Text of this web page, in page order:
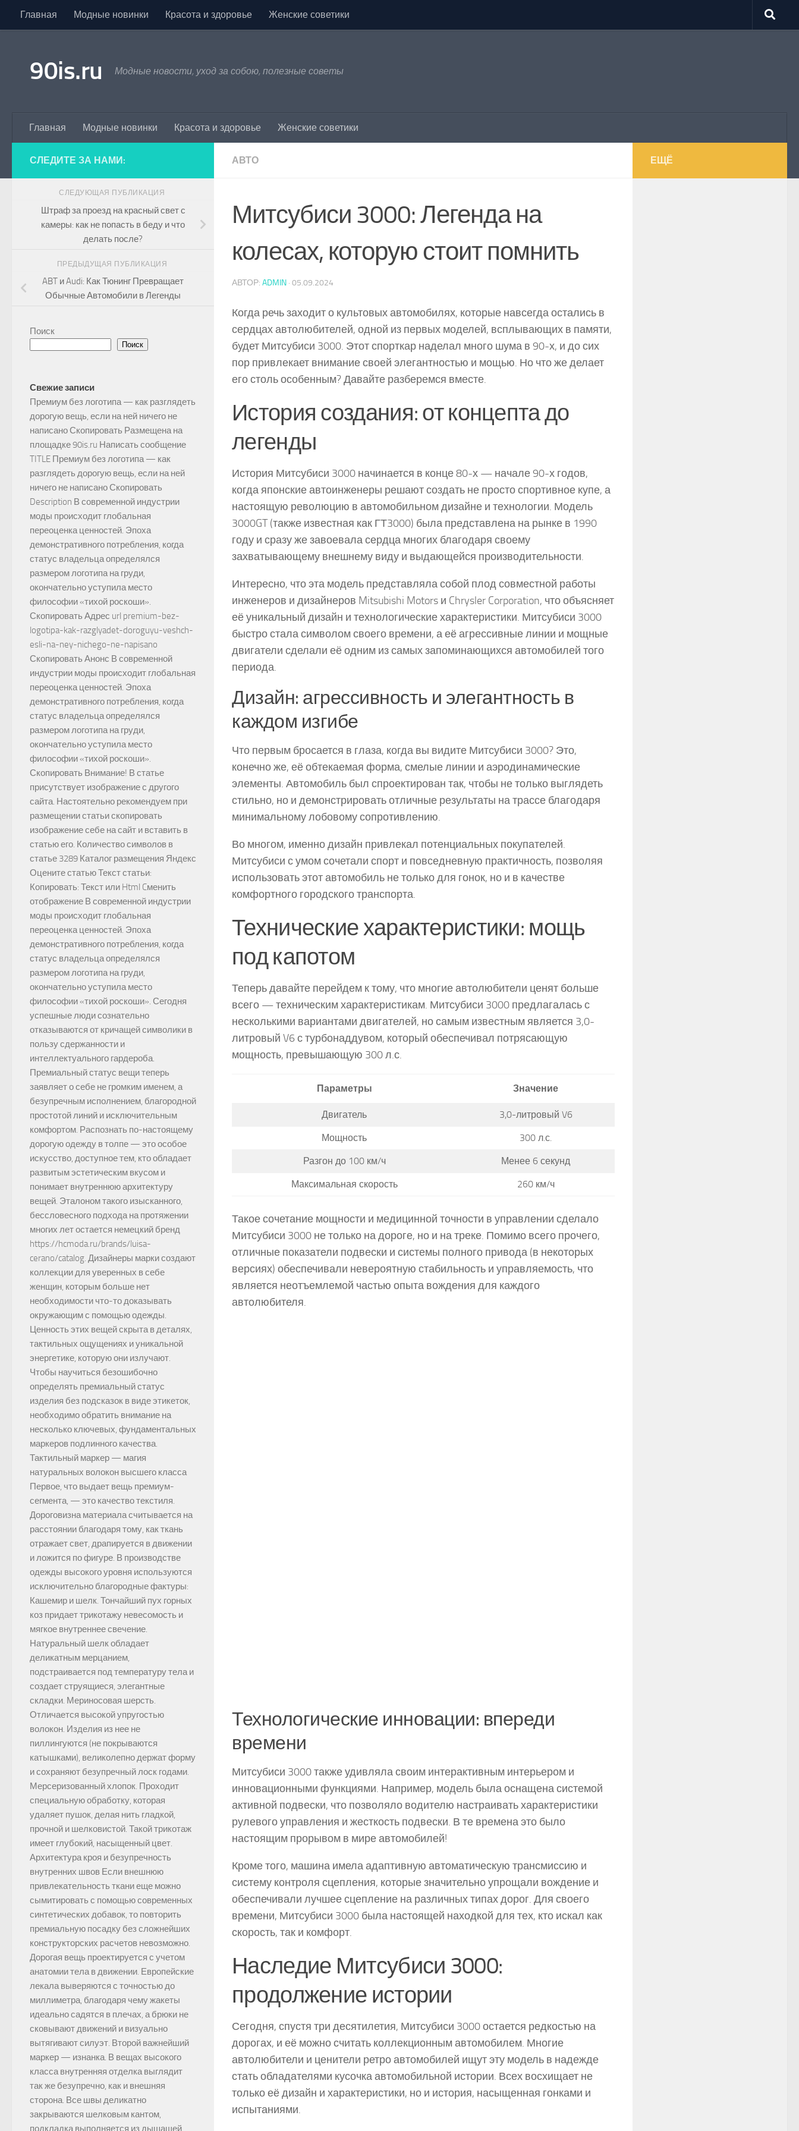
Skip to content
Главная Модные новинки Красота и здоровье Женские советики
90is.ru Модные новости, уход за собою, полезные советы
Главная Модные новинки Красота и здоровье Женские советики
АВТО
Митсубиси 3000: Легенда на
колесах, которую стоит помнить
АВТОР: ADMIN · 05.09.2024
Когда речь заходит о культовых автомобилях, которые навсегда остались в
сердцах автолюбителей, одной из первых моделей, всплывающих в памяти,
будет Митсубиси 3000. Этот спорткар наделал много шума в 90-х, и до сих
пор привлекает внимание своей элегантностью и мощью. Но что же делает
его столь особенным? Давайте разберемся вместе.
История создания: от концепта до
легенды
История Митсубиси 3000 начинается в конце 80-х — начале 90-х годов,
когда японские автоинженеры решают создать не просто спортивное купе, а
настоящую революцию в автомобильном дизайне и технологии. Модель
3000GT (также известная как ГТ3000) была представлена на рынке в 1990
году и сразу же завоевала сердца многих благодаря своему
захватывающему внешнему виду и выдающейся производительности.
Интересно, что эта модель представляла собой плод совместной работы
инженеров и дизайнеров Mitsubishi Motors и Chrysler Corporation, что объясняет
её уникальный дизайн и технологические характеристики. Митсубиси 3000
быстро стала символом своего времени, а её агрессивные линии и мощные
двигатели сделали её одним из самых запоминающихся автомобилей того
периода.
Дизайн: агрессивность и элегантность в
каждом изгибе
Что первым бросается в глаза, когда вы видите Митсубиси 3000? Это,
конечно же, её обтекаемая форма, смелые линии и аэродинамические
элементы. Автомобиль был спроектирован так, чтобы не только выглядеть
стильно, но и демонстрировать отличные результаты на трассе благодаря
минимальному лобовому сопротивлению.
Во многом, именно дизайн привлекал потенциальных покупателей.
Митсубиси с умом сочетали спорт и повседневную практичность, позволяя
использовать этот автомобиль не только для гонок, но и в качестве
комфортного городского транспорта.
Технические характеристики: мощь
под капотом
Теперь давайте перейдем к тому, что многие автолюбители ценят больше
всего — техническим характеристикам. Митсубиси 3000 предлагалась с
несколькими вариантами двигателей, но самым известным является 3,0-
литровый V6 с турбонаддувом, который обеспечивал потрясающую
мощность, превышающую 300 л.с.
Параметры Значение
Двигатель 3,0-литровый V6
Мощность 300 л.с.
Разгон до 100 км/ч Менее 6 секунд
Максимальная скорость 260 км/ч
Такое сочетание мощности и медицинной точности в управлении сделало
Митсубиси 3000 не только на дороге, но и на треке. Помимо всего прочего,
отличные показатели подвески и системы полного привода (в некоторых
версиях) обеспечивали невероятную стабильность и управляемость, что
является неотъемлемой частью опыта вождения для каждого
автолюбителя.
Технологические инновации: впереди
времени
Митсубиси 3000 также удивляла своим интерактивным интерьером и
инновационными функциями. Например, модель была оснащена системой
активной подвески, что позволяло водителю настраивать характеристики
рулевого управления и жесткость подвески. В те времена это было
настоящим прорывом в мире автомобилей!
Кроме того, машина имела адаптивную автоматическую трансмиссию и
систему контроля сцепления, которые значительно упрощали вождение и
обеспечивали лучшее сцепление на различных типах дорог. Для своего
времени, Митсубиси 3000 была настоящей находкой для тех, кто искал как
скорость, так и комфорт.
Наследие Митсубиси 3000:
продолжение истории
Сегодня, спустя три десятилетия, Митсубиси 3000 остается редкостью на
дорогах, и её можно считать коллекционным автомобилем. Многие
автолюбители и ценители ретро автомобилей ищут эту модель в надежде
стать обладателями кусочка автомобильной истории. Всех восхищает не
только её дизайн и характеристики, но и история, насыщенная гонками и
испытаниями.
СЛЕДИТЕ ЗА НАМИ:
СЛЕДУЮЩАЯ ПУБЛИКАЦИЯ
Штраф за проезд на красный свет с
камеры: как не попасть в беду и что
делать после?
ПРЕДЫДУЩАЯ ПУБЛИКАЦИЯ
ABT и Audi: Как Тюнинг Превращает
Обычные Автомобили в Легенды
Поиск
Поиск
Свежие записи
Премиум без логотипа — как разглядеть
дорогую вещь, если на ней ничего не
написано Скопировать Размещена на
площадке 90is.ru Написать сообщение
TITLE Премиум без логотипа — как
разглядеть дорогую вещь, если на ней
ничего не написано Скопировать
Description В современной индустрии
моды происходит глобальная
переоценка ценностей. Эпоха
демонстративного потребления, когда
статус владельца определялся
размером логотипа на груди,
окончательно уступила место
философии «тихой роскоши».
Скопировать Адрес url premium-bez-
logotipa-kak-razglyadet-doroguyu-veshch-
esli-na-ney-nichego-ne-napisano
Скопировать Анонс В современной
индустрии моды происходит глобальная
переоценка ценностей. Эпоха
демонстративного потребления, когда
статус владельца определялся
размером логотипа на груди,
окончательно уступила место
философии «тихой роскоши».
Скопировать Внимание! В статье
присутствует изображение с другого
сайта. Настоятельно рекомендуем при
размещении статьи скопировать
изображение себе на сайт и вставить в
статью его. Количество символов в
статье 3289 Каталог размещения Яндекс
Оцените статью Текст статьи:
Копировать: Текст или Html Cменить
отображение В современной индустрии
моды происходит глобальная
переоценка ценностей. Эпоха
демонстративного потребления, когда
статус владельца определялся
размером логотипа на груди,
окончательно уступила место
философии «тихой роскоши». Сегодня
успешные люди сознательно
отказываются от кричащей символики в
пользу сдержанности и
интеллектуального гардероба.
Премиальный статус вещи теперь
заявляет о себе не громким именем, а
безупречным исполнением, благородной
простотой линий и исключительным
комфортом. Распознать по-настоящему
дорогую одежду в толпе — это особое
искусство, доступное тем, кто обладает
развитым эстетическим вкусом и
понимает внутреннюю архитектуру
вещей. Эталоном такого изысканного,
бессловесного подхода на протяжении
многих лет остается немецкий бренд
https://hcmoda.ru/brands/luisa-
cerano/catalog. Дизайнеры марки создают
коллекции для уверенных в себе
женщин, которым больше нет
необходимости что-то доказывать
окружающим с помощью одежды.
Ценность этих вещей скрыта в деталях,
тактильных ощущениях и уникальной
энергетике, которую они излучают.
Чтобы научиться безошибочно
определять премиальный статус
изделия без подсказок в виде этикеток,
необходимо обратить внимание на
несколько ключевых, фундаментальных
маркеров подлинного качества.
Тактильный маркер — магия
натуральных волокон высшего класса
Первое, что выдает вещь премиум-
сегмента, — это качество текстиля.
Дороговизна материала считывается на
расстоянии благодаря тому, как ткань
отражает свет, драпируется в движении
и ложится по фигуре. В производстве
одежды высокого уровня используются
исключительно благородные фактуры:
Кашемир и шелк. Тончайший пух горных
коз придает трикотажу невесомость и
мягкое внутреннее свечение.
Натуральный шелк обладает
деликатным мерцанием,
подстраивается под температуру тела и
создает струящиеся, элегантные
складки. Мериносовая шерсть.
Отличается высокой упругостью
волокон. Изделия из нее не
пиллингуются (не покрываются
катышками), великолепно держат форму
и сохраняют безупречный лоск годами.
Мерсеризованный хлопок. Проходит
специальную обработку, которая
удаляет пушок, делая нить гладкой,
прочной и шелковистой. Такой трикотаж
имеет глубокий, насыщенный цвет.
Архитектура кроя и безупречность
внутренних швов Если внешнюю
привлекательность ткани еще можно
сымитировать с помощью современных
синтетических добавок, то повторить
премиальную посадку без сложнейших
конструкторских расчетов невозможно.
Дорогая вещь проектируется с учетом
анатомии тела в движении. Европейские
лекала выверяются с точностью до
миллиметра, благодаря чему жакеты
идеально садятся в плечах, а брюки не
сковывают движений и визуально
вытягивают силуэт. Второй важнейший
маркер — изнанка. В вещах высокого
класса внутренняя отделка выглядит
так же безупречно, как и внешняя
сторона. Все швы деликатно
закрываются шелковым кантом,
подкладка выполняется из дышащей
ЕЩЁ